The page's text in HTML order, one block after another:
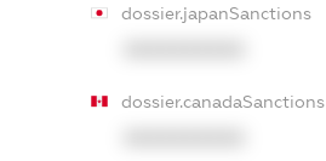
dossier.japanSanctions
dossier.canadaSanctions